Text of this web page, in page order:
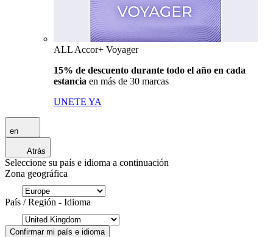
ALL Accor+ Voyager
15% de descuento durante todo el año en cada
estancia en más de 30 marcas
UNETE YA
en
Atrás
Seleccione su país e idioma a continuación
Zona geográfica
País / Región - Idioma
Confirmar mi país e idioma